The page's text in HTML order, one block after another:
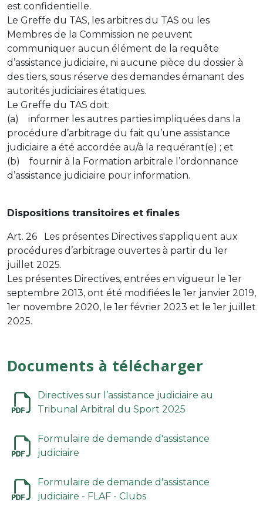
est confidentielle.
Le Greffe du TAS, les arbitres du TAS ou les
Membres de la Commission ne peuvent
communiquer aucun élément de la requête
d’assistance judiciaire, ni aucune pièce du dossier à
des tiers, sous réserve des demandes émanant des
autorités judiciaires étatiques.
Le Greffe du TAS doit:
(a) informer les autres parties impliquées dans la
procédure d’arbitrage du fait qu’une assistance
judiciaire a été accordée au/à la requérant(e) ; et
(b) fournir à la Formation arbitrale l’ordonnance
d’assistance judiciaire pour information.
Dispositions transitoires et finales
Art. 26 Les présentes Directives s'appliquent aux
procédures d’arbitrage ouvertes à partir du 1er
juillet 2025.
Les présentes Directives, entrées en vigueur le 1er
septembre 2013, ont été modifiées le 1er janvier 2019,
1er novembre 2020, le 1er février 2023 et le 1er juillet
2025.
Documents à télécharger
Directives sur l’assistance judiciaire au
Tribunal Arbitral du Sport 2025
Formulaire de demande d'assistance
judiciaire
Formulaire de demande d'assistance
judiciaire - FLAF - Clubs